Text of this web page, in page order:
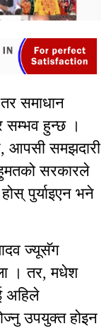
समाधान
सम्भव हुन्छ ।
आपसी समझदारी
सरकारले
पुर्याइएन भने
ज्यूसॅग
। तर, मधेश
अहिले
उपयुक्त होइन